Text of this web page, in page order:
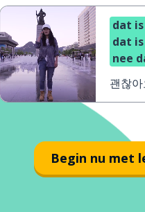
dat
dat
nee
괜찮
Begin nu met